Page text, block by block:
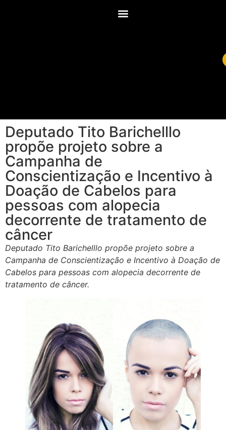
Deputado Tito Barichelllo
propõe projeto sobre a
Campanha de
Conscientização e Incentivo à
Doação de Cabelos para
pessoas com alopecia
decorrente de tratamento de
câncer
Deputado Tito Barichelllo propõe projeto sobre a
Campanha de Conscientização e Incentivo à Doação de
Cabelos para pessoas com alopecia decorrente de
tratamento de câncer.